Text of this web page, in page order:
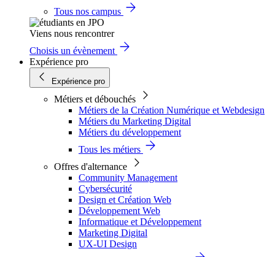
Tous nos campus
Viens nous rencontrer
Choisis un évènement
Expérience pro
Expérience pro
Métiers et débouchés
Métiers de la Création Numérique et Webdesign
Métiers du Marketing Digital
Métiers du développement
Tous les métiers
Offres d'alternance
Community Management
Cybersécurité
Design et Création Web
Développement Web
Informatique et Développement
Marketing Digital
UX-UI Design